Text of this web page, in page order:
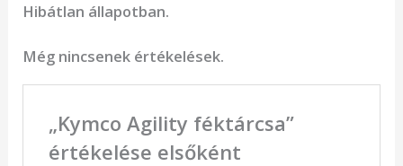
Hibátlan állapotban.
Még nincsenek értékelések.
„Kymco Agility féktárcsa”
értékelése elsőként